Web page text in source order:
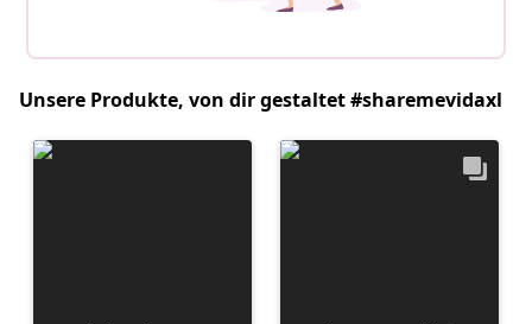
Unsere Produkte, von dir gestaltet #sharemevidaxl